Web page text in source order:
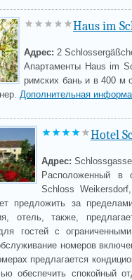
Haus im
Адрес: 2
Апартаменты Haus im
римских бань и в 400 м
Дополнительная
Hotel
Адрес:
Расположенный в
Schloss
предложить за
отель, также,
гостей с
номеров
предлагается
обеспечить спокойный